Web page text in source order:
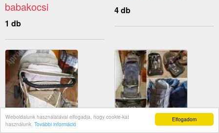
Elfogadom
Weboldalunk használatával elfogadja, hogy cookie-kat
használunk. További információ
babakocsi
1 db
4 db